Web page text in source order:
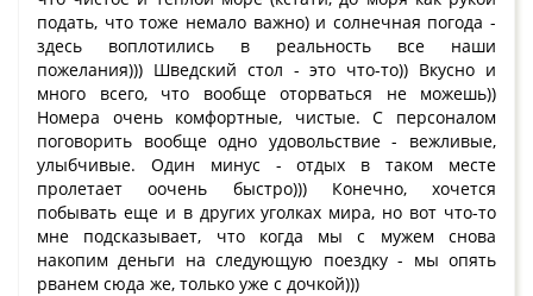
подать, что тоже немало важно) и солнечная погода -
здесь воплотились в реальность все наши
пожелания))) Шведский стол - это что-то)) Вкусно и
много всего, что вообще оторваться не можешь))
Номера очень комфортные, чистые. С персоналом
поговорить вообще одно удовольствие - вежливые,
улыбчивые. Один минус - отдых в таком месте
пролетает оочень быстро))) Конечно, хочется
побывать еще и в других уголках мира, но вот что-то
мне подсказывает, что когда мы с мужем снова
накопим деньги на следующую поездку - мы опять
рванем сюда же, только уже с дочкой)))